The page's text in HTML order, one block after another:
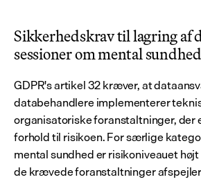
Sikkerhedskrav til lagring af
sessioner om mental sundhed
GDPR's artikel 32 kræver, at
databehandlere implementerer
organisatoriske foranstaltninger, der
forhold til risikoen. For særlige
mental sundhed er risikoniveauet
de krævede foranstaltninger